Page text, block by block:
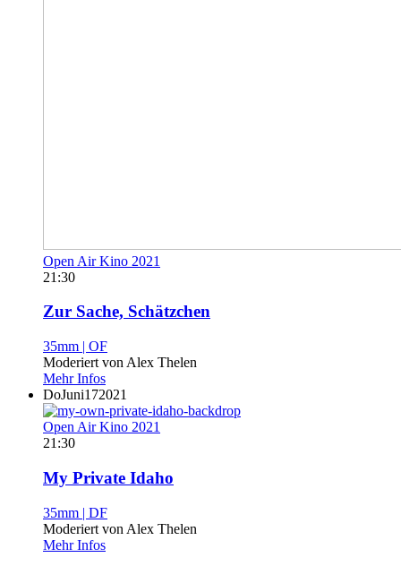
Open Air Kino 2021
21:30
Zur Sache, Schätzchen
35mm | OF
Moderiert von Alex Thelen
Mehr Infos
DoJuni172021
Open Air Kino 2021
21:30
My Private Idaho
35mm | DF
Moderiert von Alex Thelen
Mehr Infos